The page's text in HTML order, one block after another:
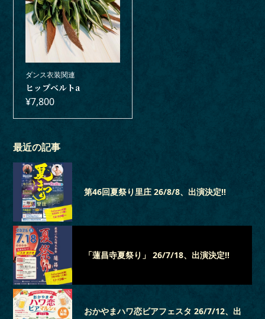
ダンス衣装関連
ヒップベルトa
¥7,800
最近の記事
第46回夏祭り里庄 26/8/8、出演決定‼
「蓮昌寺夏祭り」 26/7/18、出演決定‼
おかやまハワ恋ビアフェスタ 26/7/12、出